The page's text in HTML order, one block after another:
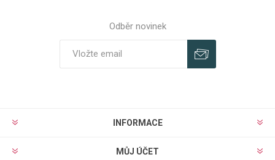
Odběr novinek
INFORMACE
MŮJ ÚČET